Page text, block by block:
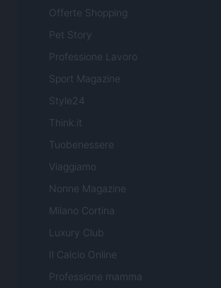
Offerte Shopping
Pet Story
Professione Lavoro
Sport Magazine
Style24
Think.it
Tuobenessere
Viaggiamo
Nonne Magazine
Milano Cortina
Luxury Club
Il Calcio Online
Professione mamma